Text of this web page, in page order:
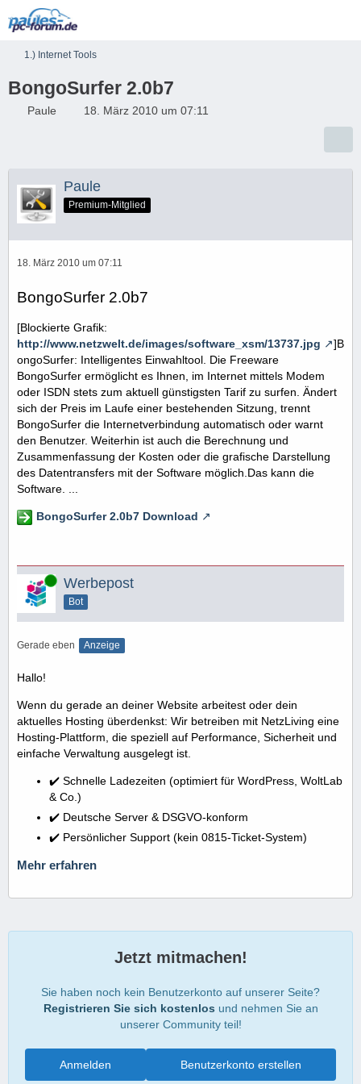
1.) Internet Tools
BongoSurfer 2.0b7
Paule 18. März 2010 um 07:11
Paule
Premium-Mitglied
18. März 2010 um 07:11
BongoSurfer 2.0b7
[Blockierte Grafik:
http://www.netzwelt.de/images/software_xsm/13737.jpg
]B
ongoSurfer: Intelligentes Einwahltool. Die Freeware
BongoSurfer ermöglicht es Ihnen, im Internet mittels Modem
oder ISDN stets zum aktuell günstigsten Tarif zu surfen. Ändert
sich der Preis im Laufe einer bestehenden Sitzung, trennt
BongoSurfer die Internetverbindung automatisch oder warnt
den Benutzer. Weiterhin ist auch die Berechnung und
Zusammenfassung der Kosten oder die grafische Darstellung
des Datentransfers mit der Software möglich.Das kann die
Software. ...
BongoSurfer 2.0b7 Download
Online Werbepost
Bot
Gerade eben Anzeige
Hallo!
Wenn du gerade an deiner Website arbeitest oder dein
aktuelles Hosting überdenkst: Wir betreiben mit NetzLiving eine
Hosting-Plattform, die speziell auf Performance, Sicherheit und
einfache Verwaltung ausgelegt ist.
✔️ Schnelle Ladezeiten (optimiert für WordPress, WoltLab
& Co.)
✔️ Deutsche Server & DSGVO-konform
✔️ Persönlicher Support (kein 0815-Ticket-System)
Mehr erfahren
Jetzt mitmachen!
Sie haben noch kein Benutzerkonto auf unserer Seite?
Registrieren Sie sich kostenlos und nehmen Sie an
unserer Community teil!
Benutzerkonto erstellen
Anmelden